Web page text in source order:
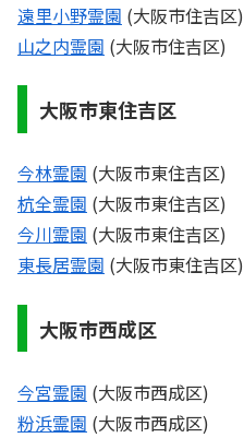
遠里小野霊園 (大阪市住吉区)
山之内霊園 (大阪市住吉区)
大阪市東住吉区
今林霊園 (大阪市東住吉区)
杭全霊園 (大阪市東住吉区)
今川霊園 (大阪市東住吉区)
東長居霊園 (大阪市東住吉区)
大阪市西成区
今宮霊園 (大阪市西成区)
粉浜霊園 (大阪市西成区)